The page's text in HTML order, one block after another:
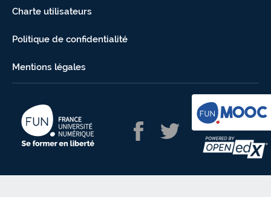
Charte utilisateurs
Politique de confidentialité
Mentions légales